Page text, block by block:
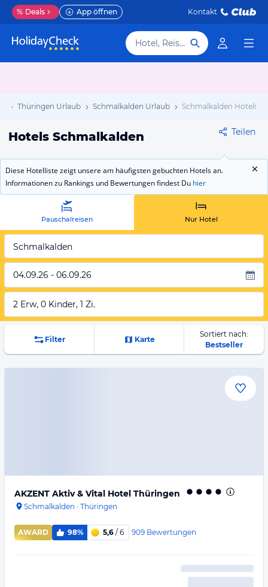
% Deals App öffnen Kontakt
Hotel, Reiseziel
Thüringen Urlaub Schmalkalden Urlaub Schmalkalden Hotels
Hotels Schmalkalden Teilen
Diese Hotelliste zeigt unsere am häufigsten gebuchten Hotels an.
Informationen zu Rankings und Bewertungen findest Du hier
Pauschalreisen Nur Hotel
Schmalkalden
04.09.26 - 06.09.26
2 Erw, 0 Kinder, 1 Zi.
Filter Karte
Sortiert nach:
Bestseller
AKZENT Aktiv & Vital Hotel Thüringen
Schmalkalden · Thüringen
AWARD 98% 5,6 / 6 909 Bewertungen